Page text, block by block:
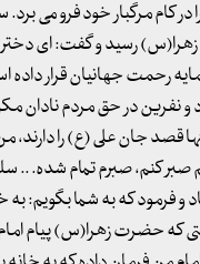
در کام مرگبار خود فرو می
رسید و گفت: ای
رحمت جهانیان قرار
و نفرین در حق مردم
قصد جان علی (ع) را
صبر کنم، صبرم تمام شده. ..
و فرمود که به شما بگویم: به
که حضرت زهرا(س) پیام امام